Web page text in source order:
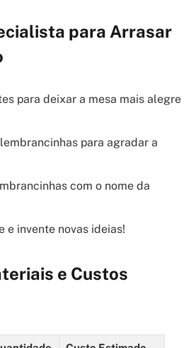
para Arrasar
para deixar a mesa mais alegre
para agradar a
com o nome da
e invente novas ideias!
e Custos